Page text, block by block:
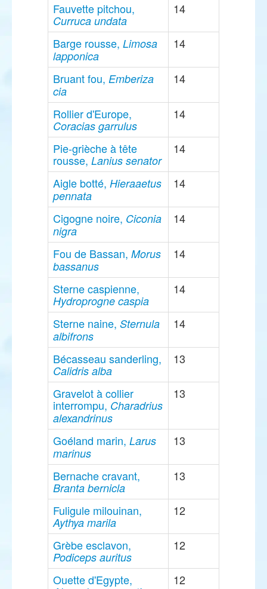
Fauvette pitchou,
Curruca undata
14
Barge rousse, Limosa
lapponica
14
Bruant fou, Emberiza
cia
14
Rollier d'Europe,
Coracias garrulus
14
Pie-grièche à tête
rousse, Lanius senator
14
Aigle botté, Hieraaetus
pennata
14
Cigogne noire, Ciconia
nigra
14
Fou de Bassan, Morus
bassanus
14
Sterne caspienne,
Hydroprogne caspia
14
Sterne naine, Sternula
albifrons
14
Bécasseau sanderling,
Calidris alba
13
Gravelot à collier
interrompu, Charadrius
alexandrinus
13
Goéland marin, Larus
marinus
13
Bernache cravant,
Branta bernicla
13
Fuligule milouinan,
Aythya marila
12
Grèbe esclavon,
Podiceps auritus
12
Ouette d'Egypte, 12